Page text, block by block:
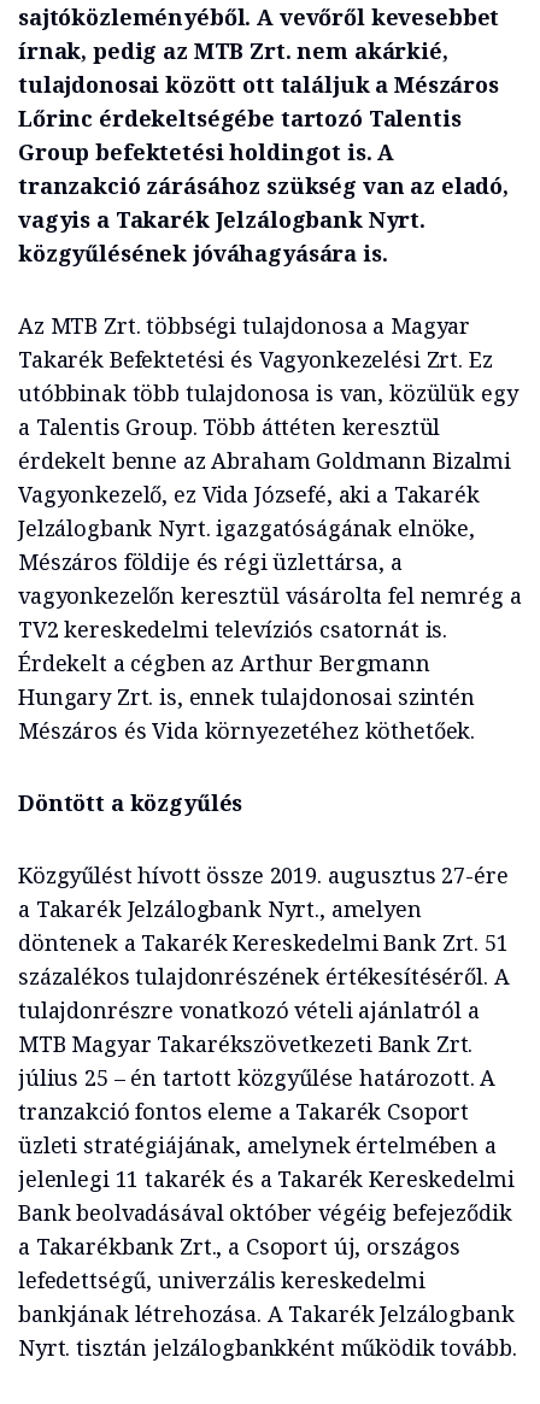
sajtóközleményéből. A vevőről kevesebbet
írnak, pedig az MTB Zrt. nem akárkié,
tulajdonosai között ott találjuk a Mészáros
Lőrinc érdekeltségébe tartozó Talentis
Group befektetési holdingot is. A
tranzakció zárásához szükség van az eladó,
vagyis a Takarék Jelzálogbank Nyrt.
közgyűlésének jóváhagyására is.
Az MTB Zrt. többségi tulajdonosa a Magyar
Takarék Befektetési és Vagyonkezelési Zrt. Ez
utóbbinak több tulajdonosa is van, közülük egy
a Talentis Group. Több áttéten keresztül
érdekelt benne az Abraham Goldmann Bizalmi
Vagyonkezelő, ez Vida Józsefé, aki a Takarék
Jelzálogbank Nyrt. igazgatóságának elnöke,
Mészáros földije és régi üzlettársa, a
vagyonkezelőn keresztül vásárolta fel nemrég a
TV2 kereskedelmi televíziós csatornát is.
Érdekelt a cégben az Arthur Bergmann
Hungary Zrt. is, ennek tulajdonosai szintén
Mészáros és Vida környezetéhez köthetőek.
Döntött a közgyűlés
Közgyűlést hívott össze 2019. augusztus 27-ére
a Takarék Jelzálogbank Nyrt., amelyen
döntenek a Takarék Kereskedelmi Bank Zrt. 51
százalékos tulajdonrészének értékesítéséről. A
tulajdonrészre vonatkozó vételi ajánlatról a
MTB Magyar Takarékszövetkezeti Bank Zrt.
július 25 – én tartott közgyűlése határozott. A
tranzakció fontos eleme a Takarék Csoport
üzleti stratégiájának, amelynek értelmében a
jelenlegi 11 takarék és a Takarék Kereskedelmi
Bank beolvadásával október végéig befejeződik
a Takarékbank Zrt., a Csoport új, országos
lefedettségű, univerzális kereskedelmi
bankjának létrehozása. A Takarék Jelzálogbank
Nyrt. tisztán jelzálogbankként működik tovább.